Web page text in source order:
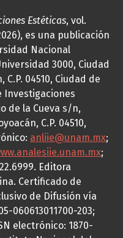
Estéticas, vol.
es una publicación
Nacional
3000, Ciudad
04510, Ciudad de
Investigaciones
de la Cueva s/n,
C.P. 04510,
anliie@unam.mx;
;
Editora
Certificado de
de Difusión vía
060613011700-203;
electrónico: 1870-